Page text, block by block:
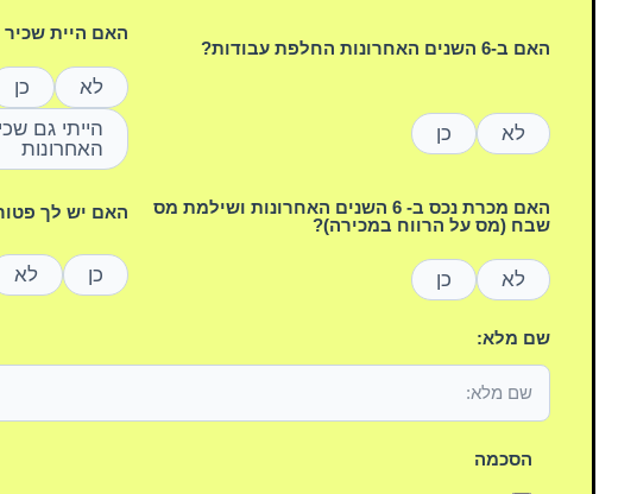
האם ב-6 השנים האחרונות החלפת עבודות?
לא כן
האם היית שכיר ב-6 שנים
לא
כן
האחרונות
האם מכרת נכס ב- 6 השנים האחרונות ושילמת מס
שבח (מס על הרווח במכירה)?
לא כן
האם יש לך
כן לא
שם מלא:
הסכמה